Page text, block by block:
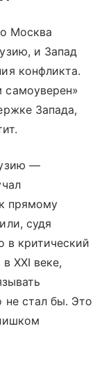
Москва
и Запад
конфликта.
Запада,
—
прямому
судя
в критический
XXI веке,
не стал бы. Это